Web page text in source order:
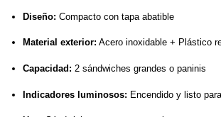
Diseño: Compacto con tapa abatible
Material exterior: Acero inoxidable + Plástico
Capacidad: 2 sándwiches grandes o paninis
Indicadores luminosos: Encendido y listo